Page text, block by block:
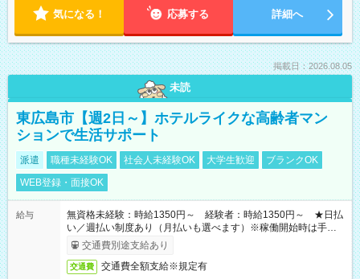
気になる！ 応募する 詳細へ
掲載日：2026.08.05
未読
東広島市【週2日～】ホテルライクな高齢者マン
ションで生活サポート
派遣 職種未経験OK 社会人未経験OK 大学生歓迎
ブランクOK
WEB登録・面接OK
給与
無資格未経験：時給1350円～ 経験者：時給1350円～ ★日払
い／週払い制度あり（月払いも選べます）※稼働開始時は手続き
完了次第のお支払いとなります。
交通費別途支給あり
交通費 交通費全額支給※規定有